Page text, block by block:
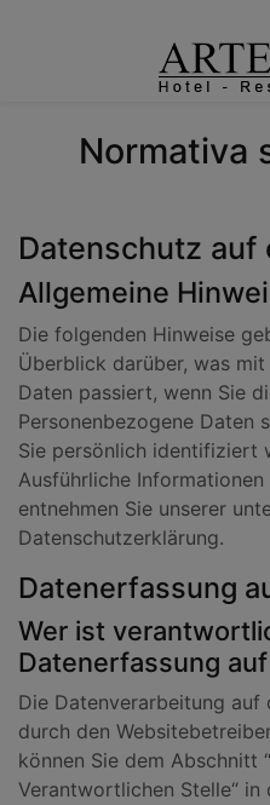
Normativa
Datenschutz auf
Allgemeine
Die folgenden Hinweise
Überblick darüber, was
Daten passiert, wenn Sie
Personenbezogene Daten
Sie persönlich identifiziert
Ausführliche
entnehmen Sie unserer
Datenschutzerklärung.
Datenerfassung
Wer ist
Datenerfassung
Die Datenverarbeitung
durch den
können Sie dem Abschnitt
Verantwortlichen Stelle“ in